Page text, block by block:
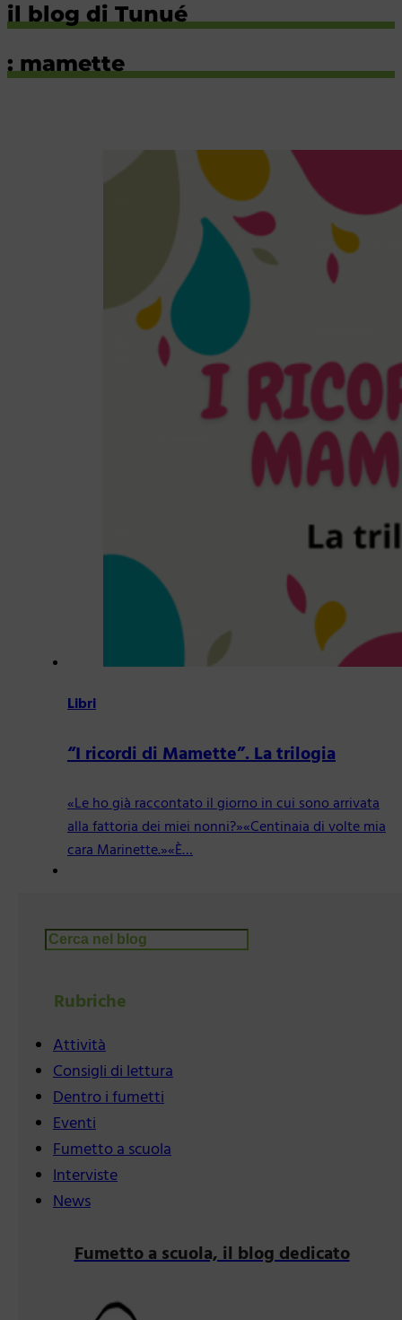
il blog di Tunué
: mamette
Libri
“I ricordi di Mamette”. La trilogia
«Le ho già raccontato il giorno in cui sono arrivata
alla fattoria dei miei nonni?»«Centinaia di volte mia
cara Marinette.»«È…
Cerca
Rubriche
Attività
Consigli di lettura
Dentro i fumetti
Eventi
Fumetto a scuola
Interviste
News
Fumetto a scuola, il blog dedicato